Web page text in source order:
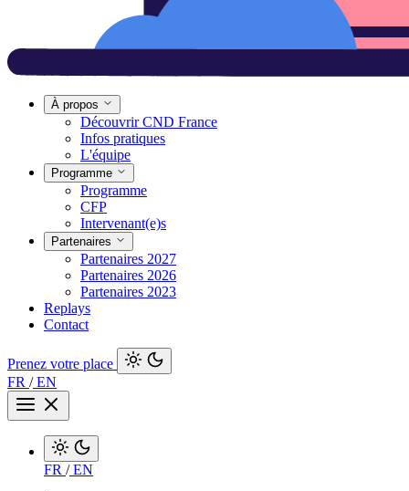
À propos
Découvrir CND France
Infos pratiques
L'équipe
Programme
Programme
CFP
Intervenant(e)s
Partenaires
Partenaires 2027
Partenaires 2026
Partenaires 2023
Replays
Contact
Prenez votre place
FR /EN
FR /EN